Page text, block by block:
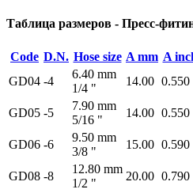
Таблица размеров - Пресс-
Code D.N. Hose size A mm A
GD04 -4
6.40 mm
1/4 "
14.00 0.550
GD05 -5
7.90 mm
5/16 "
14.00 0.550
GD06 -6
9.50 mm
3/8 "
15.00 0.590
GD08 -8
12.80 mm
1/2 "
20.00 0.790